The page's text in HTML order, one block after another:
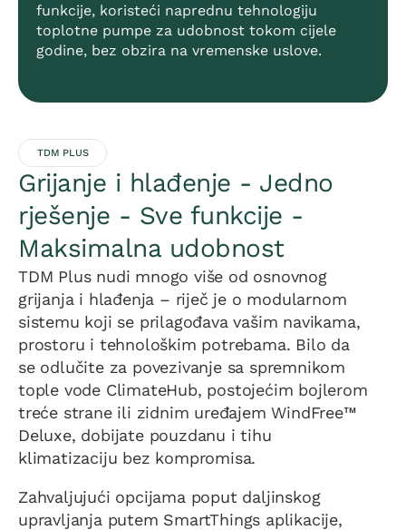
funkcije, koristeći naprednu tehnologiju
toplotne pumpe za udobnost tokom cijele
godine, bez obzira na vremenske uslove.
TDM PLUS
Grijanje i hlađenje - Jedno
rješenje - Sve funkcije -
Maksimalna udobnost
TDM Plus nudi mnogo više od osnovnog
grijanja i hlađenja – riječ je o modularnom
sistemu koji se prilagođava vašim navikama,
prostoru i tehnološkim potrebama. Bilo da
se odlučite za povezivanje sa spremnikom
tople vode ClimateHub, postojećim bojlerom
treće strane ili zidnim uređajem WindFree™
Deluxe, dobijate pouzdanu i tihu
klimatizaciju bez kompromisa.
Zahvaljujući opcijama poput daljinskog
upravljanja putem SmartThings aplikacije,